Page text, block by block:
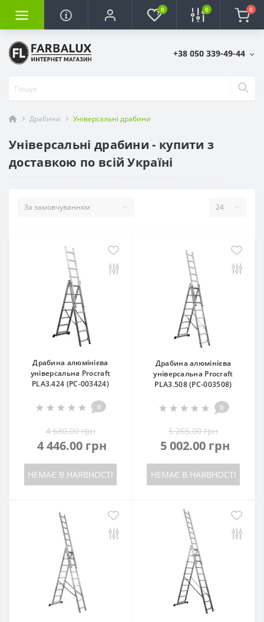
0 0 0
+38 050 339-49-44
Драбини Універсальні драбини
Універсальні драбини - купити з
доставкою по всій Україні
Драбина алюмінієва
універсальна Procraft
PLA3.424 (PC-003424)
0
4 680.00 грн
4 446.00 грн
НЕМАЄ В НАЯВНОСТІ
Драбина алюмінієва
універсальна Procraft
PLA3.508 (PC-003508)
0
5 265.00 грн
5 002.00 грн
НЕМАЄ В НАЯВНОСТІ